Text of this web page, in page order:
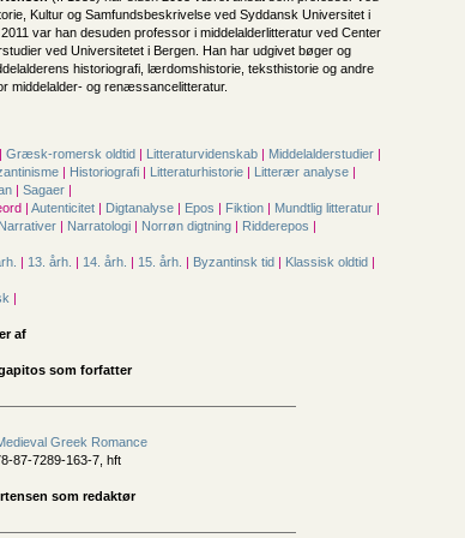
Kultur og Samfundsbeskrivelse ved Syddansk Universitet i
var han desuden professor i middelalderlitteratur ved Center
ved Universitetet i Bergen. Han har udgivet bøger og
historiografi, lærdomshistorie, teksthistorie og andre
middelalder- og renæssancelitteratur.
Græsk-romersk oldtid | Litteraturvidenskab | Middelalderstudier |
| Historiografi | Litteraturhistorie | Litterær analyse |
| Sagaer |
| Autenticitet | Digtanalyse | Epos | Fiktion | Mundtlig litteratur |
| Narratologi | Norrøn digtning | Ridderepos |
| 13. årh. | 14. årh. | 15. årh. | Byzantinsk tid | Klassisk oldtid |
|
af
som forfatter
Greek Romance
87-7289-163-7, hft
som redaktør